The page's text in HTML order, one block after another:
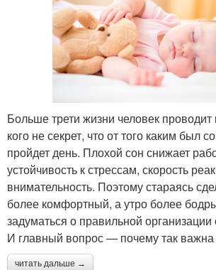
Больше трети жизни человек
кого не секрет, что от того каким был
пройдет день. Плохой сон снижает
устойчивость к стрессам, скорость
внимательность. Поэтому стараясь
более комфортный, а утро более
задуматься о правильной организации
И главный вопрос — почему так
читать дальше →